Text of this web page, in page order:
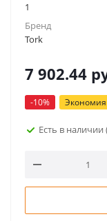
1
Бренд
Tork
7 902.44
-10% Экономия
Есть в наличии